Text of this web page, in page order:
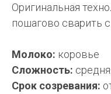
Оригинальная
пошагово сварить
Молоко: коровье
Сложность:
Срок созревания: